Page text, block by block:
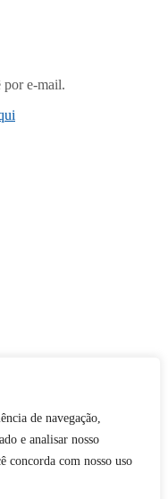
de navegação,
e analisar nosso
com nosso uso
por e-mail.